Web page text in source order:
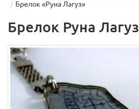
Брелок «Руна Лагуз»
Брелок Руна Лагуз